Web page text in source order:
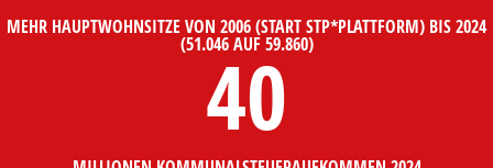
MEHR HAUPTWOHNSITZE VON 2006 (START STP*PLATTFORM) BIS 2024
(51.046 AUF 59.860)
40